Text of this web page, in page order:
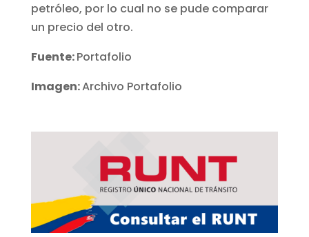
petróleo, por lo cual no se pude comparar
un precio del otro.
Fuente:Portafolio
Imagen:Archivo Portafolio